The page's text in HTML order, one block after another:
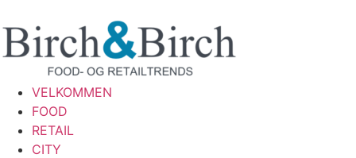
VELKOMMEN
FOOD
RETAIL
CITY